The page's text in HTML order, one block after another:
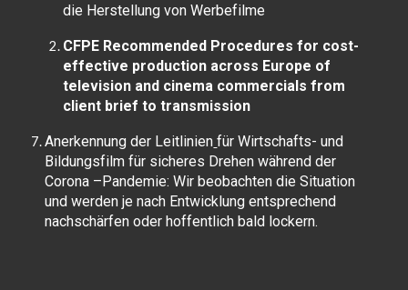
die Herstellung von Werbefilme
CFPE Recommended Procedures for cost-
effective production across Europe of
television and cinema commercials from
client brief to transmission
Anerkennung der Leitlinien für Wirtschafts- und
Bildungsfilm für sicheres Drehen während der
Corona –Pandemie: Wir beobachten die Situation
und werden je nach Entwicklung entsprechend
nachschärfen oder hoffentlich bald lockern.